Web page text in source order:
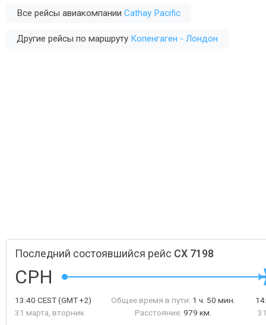
Все рейсы авиакомпании Cathay Pacific
Другие рейсы по маршруту Копенгаген - Лондон
Последний состоявшийся рейс CX 7198
CPH
13:40 CEST(GMT +2)
31 марта, вторник
Общее время в пути: 1 ч. 50 мин.
Расстояние: 979 км.